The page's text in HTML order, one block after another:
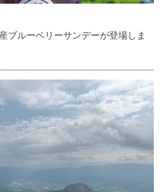
ブルーベリーサンデーが登場しま